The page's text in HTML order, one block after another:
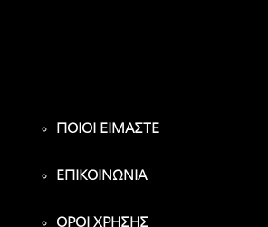
ΠΟΙΟΙ ΕΙΜΑΣΤΕ
ΕΠΙΚΟΙΝΩΝΙΑ
ΟΡΟΙ ΧΡΗΣΗΣ